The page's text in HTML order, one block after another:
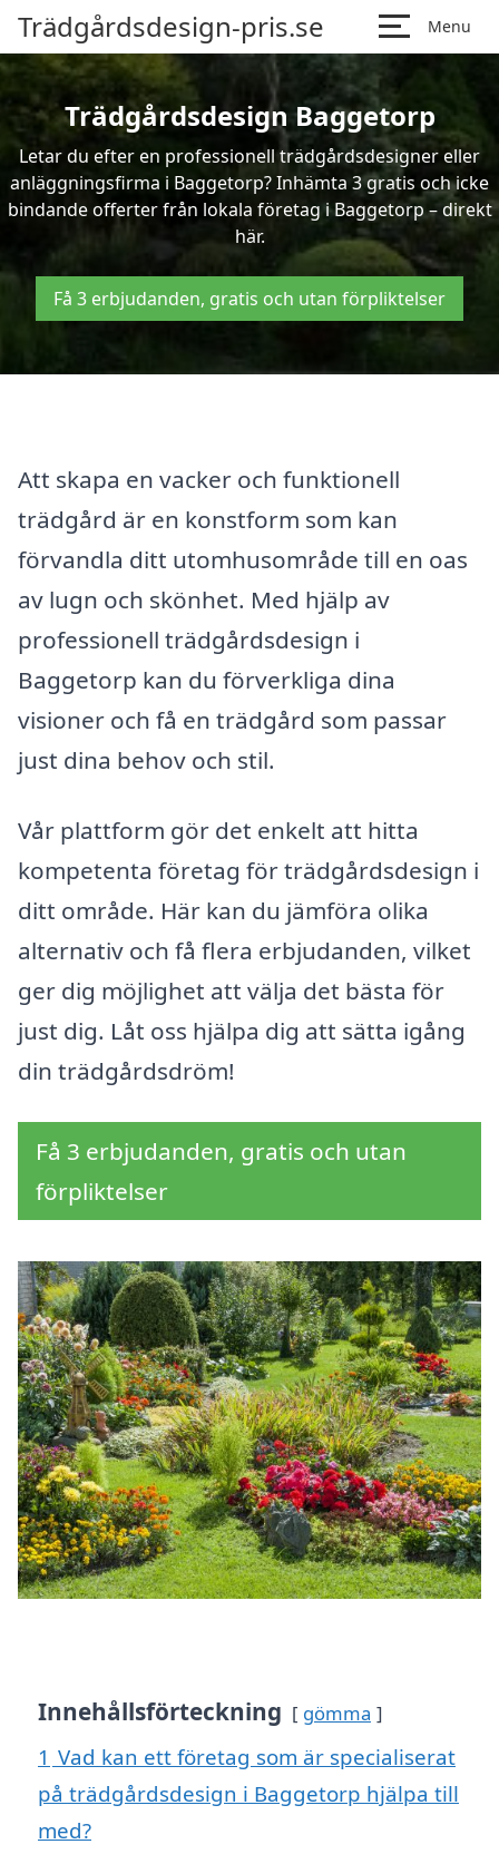
Trädgårdsdesign-pris.se Menu
Trädgårdsdesign Baggetorp
Letar du efter en professionell trädgårdsdesigner eller
anläggningsfirma i Baggetorp? Inhämta 3 gratis och icke
bindande offerter från lokala företag i Baggetorp – direkt
här.
Få 3 erbjudanden, gratis och utan förpliktelser
Att skapa en vacker och funktionell
trädgård är en konstform som kan
förvandla ditt utomhusområde till en oas
av lugn och skönhet. Med hjälp av
professionell trädgårdsdesign i
Baggetorp kan du förverkliga dina
visioner och få en trädgård som passar
just dina behov och stil.
Vår plattform gör det enkelt att hitta
kompetenta företag för trädgårdsdesign i
ditt område. Här kan du jämföra olika
alternativ och få flera erbjudanden, vilket
ger dig möjlighet att välja det bästa för
just dig. Låt oss hjälpa dig att sätta igång
din trädgårdsdröm!
Få 3 erbjudanden, gratis och utan
förpliktelser
Innehållsförteckning gömma
1 Vad kan ett företag som är specialiserat
på trädgårdsdesign i Baggetorp hjälpa till
med?